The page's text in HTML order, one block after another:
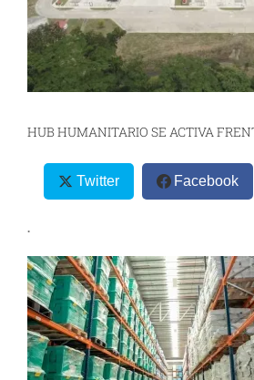
HUB HUMANITARIO SE ACTIVA
Twitter Facebook
.